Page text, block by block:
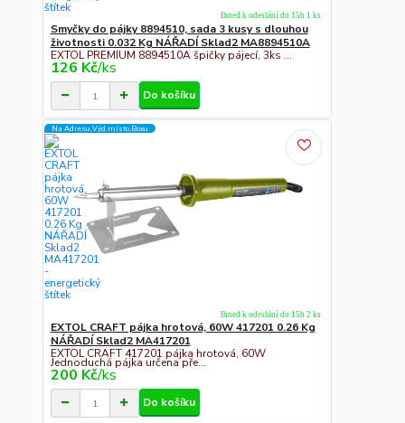
Smyčky do pájky 8894510, sada 3 kusy s dlouhou
životnosti 0.032 Kg NÁŘADÍ Sklad2 MA8894510A
EXTOL PREMIUM 8894510A špičky pájecí, 3ks ...
126 Kč/ks
Ihned k odeslání do 15h 1 ks
Do košíku
Na Adresu,Výd.místo,Boxu
EXTOL CRAFT pájka hrotová, 60W 417201 0.26 Kg
NÁŘADÍ Sklad2 MA417201
EXTOL CRAFT 417201 pájka hrotová, 60W
Jednoduchá pájka určena pře...
200 Kč/ks
Ihned k odeslání do 15h 2 ks
Do košíku